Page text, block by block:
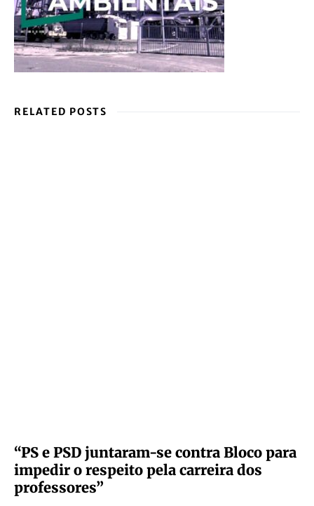
RELATED POSTS
“PS e PSD juntaram-se contra Bloco para
impedir o respeito pela carreira dos
professores”